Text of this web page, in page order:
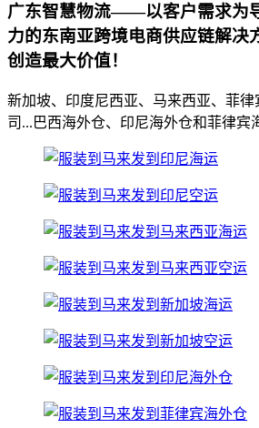
广东智慧物流——以客户需求为
力的东南亚跨境电商供应链解决
创造最大价值！
新加坡、印度尼西亚、马来西亚、菲
司...巴西海外仓、印尼海外仓和菲律宾